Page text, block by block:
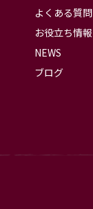
よくある質問
お役立ち情報
NEWS
ブログ